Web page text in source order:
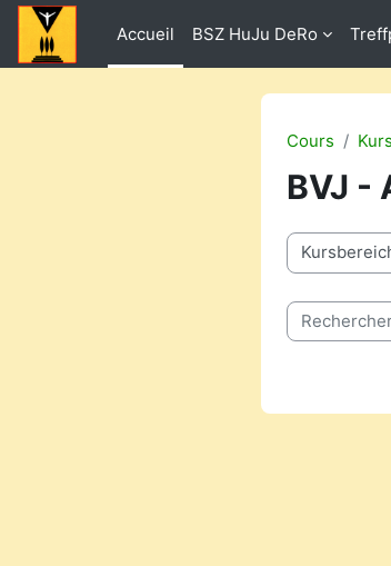
Passer au contenu principal
Accueil
BSZ HuJu DeRo
Cours
BVJ -
Catégories
Rechercher